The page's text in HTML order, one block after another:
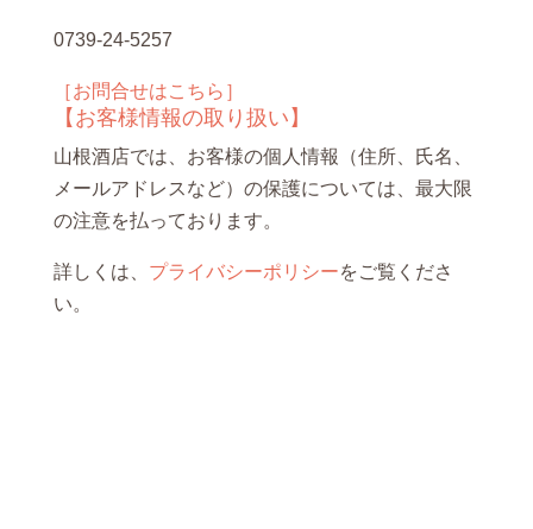
0739-24-5257
［お問合せはこちら］
【お客様情報の取り扱い】
山根酒店では、お客様の個人情報（住所、氏名、
メールアドレスなど）の保護については、最大限
の注意を払っております。
詳しくは、 プライバシーポリシーをご覧くださ
い。